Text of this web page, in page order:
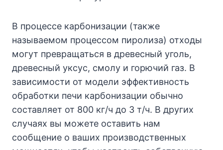
В процессе карбонизации (также
называемом процессом пиролиза) отходы
могут превращаться в древесный уголь,
древесный уксус, смолу и горючий газ. В
зависимости от модели эффективность
обработки печи карбонизации обычно
составляет от 800 кг/ч до 3 т/ч. В других
случаях вы можете оставить нам
сообщение о ваших производственных